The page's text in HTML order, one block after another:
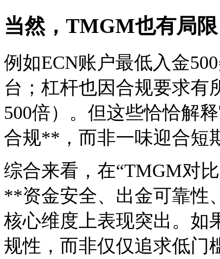
当然，TMGM也有局限
例如ECN账户最低入金
台；杠杆也因合规要求有
500倍）。但这些恰恰解
合规**，而非一味迎合短
综合来看，在“TMGM对
**资金安全、出金可靠性
核心维度上表现突出。如
规性，而非仅仅追求低门